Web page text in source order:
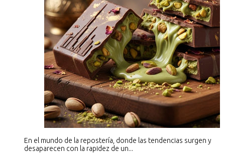
En el mundo de la repostería, donde las tendencias surgen y
desaparecen con la rapidez de un...